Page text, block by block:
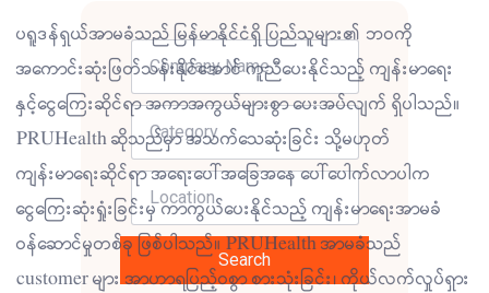
Search
ပရူဒန်ရှယ်အာမခံသည် မြန်မာနိုင်ငံရှိ ပြည်သူများ၏ ဘဝကို
အကောင်းဆုံးဖြတ်သန်းနိုင်အောင် ကူညီပေးနိုင်သည့် ကျန်းမာရေး
နှင့်ငွေကြေးဆိုင်ရာ အကာအကွယ်များစွာ ပေးအပ်လျက် ရှိပါသည်။
PRUHealth ဆိုသည်မှာ အသက်သေဆုံးခြင်း သို့မဟုတ်
ကျန်းမာရေးဆိုင်ရာ အရေးပေါ်အခြေအနေ ပေါ်ပေါက်လာပါက
ငွေကြေးဆုံးရှုံးခြင်းမှ ကာကွယ်ပေးနိုင်သည့် ကျန်းမာရေးအာမခံ
ဝန်ဆောင်မှုတစ်ခု ဖြစ်ပါသည်။ PRUHealth အာမခံသည်
customer များ အာဟာရပြည့်ဝစွာ စားသုံးခြင်း၊ ကိုယ်လက်လှုပ်ရှား